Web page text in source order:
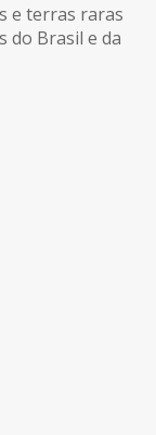
e terras raras
do Brasil e da